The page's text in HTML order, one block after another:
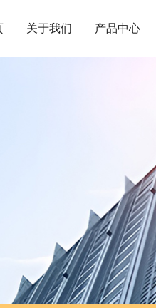
关于我们 产品中心